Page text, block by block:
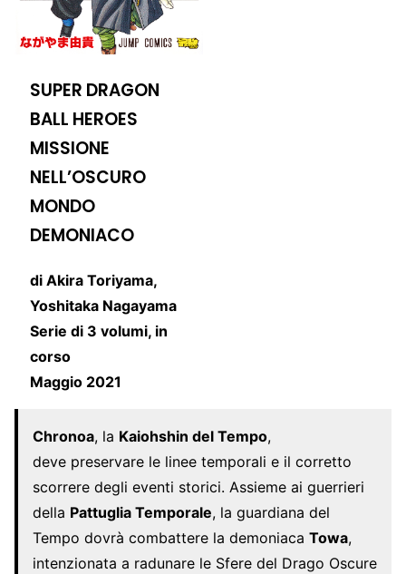
SUPER DRAGON
BALL HEROES
MISSIONE
NELL’OSCURO
MONDO
DEMONIACO
di Akira Toriyama,
Yoshitaka Nagayama
Serie di 3 volumi, in
corso
Maggio 2021
Chronoa, la Kaiohshin del Tempo,
deve preservare le linee temporali e il corretto
scorrere degli eventi storici. Assieme ai guerrieri
della Pattuglia Temporale, la guardiana del
Tempo dovrà combattere la demoniaca Towa,
intenzionata a radunare le Sfere del Drago Oscure